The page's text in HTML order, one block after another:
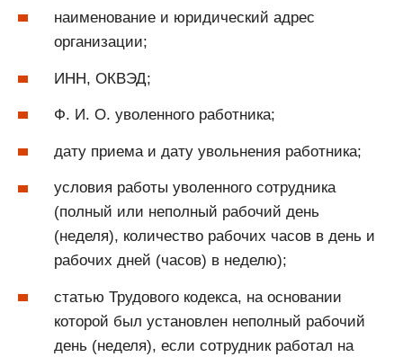
наименование и юридический адрес
организации;
ИНН, ОКВЭД;
Ф. И. О. уволенного работника;
дату приема и дату увольнения работника;
условия работы уволенного сотрудника
(полный или неполный рабочий день
(неделя), количество рабочих часов в день и
рабочих дней (часов) в неделю);
статью Трудового кодекса, на основании
которой был установлен неполный рабочий
день (неделя), если сотрудник работал на